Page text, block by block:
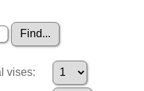
vises: